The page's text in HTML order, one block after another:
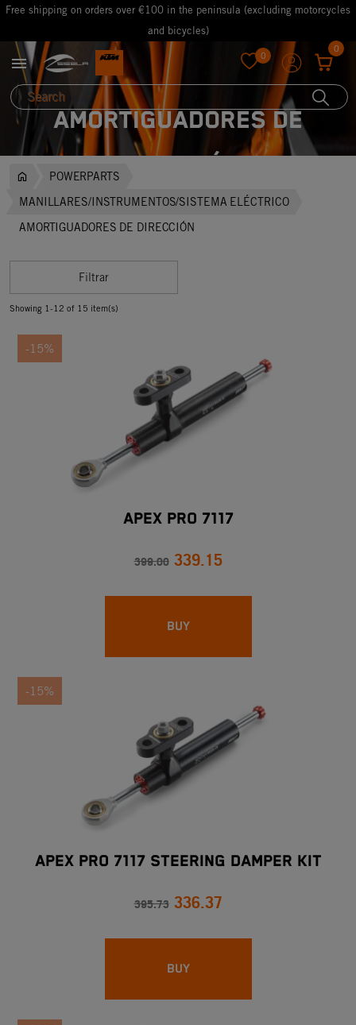
Free shipping on orders over €100 in the peninsula (excluding motorcycles
and bicycles)
 0
0
AMORTIGUADORES DE
DIRECCIÓN
POWERPARTS
MANILLARES/INSTRUMENTOS/SISTEMA ELÉCTRICO
AMORTIGUADORES DE DIRECCIÓN
Filtrar
Showing 1-12 of 15 item(s)
-15%
APEX PRO 7117
399.00 339.15
BUY
-15%
APEX PRO 7117 STEERING DAMPER KIT
395.73 336.37
BUY